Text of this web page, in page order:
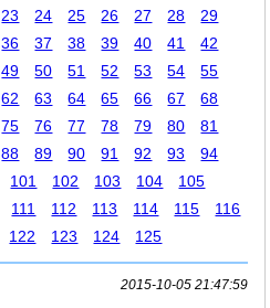
23 24 25 26 27 28
29
36 37 38 39 40 41
42
49 50 51 52 53 54
55
62 63 64 65 66 67
68
75 76 77 78 79 80
81
88 89 90 91 92 93
94
101 102 103 104
105
111 112 113 114 115
116
122 123 124 125
2015-10-05 21:47:59